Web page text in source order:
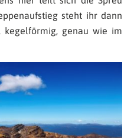
steht ihr dann
genau wie im